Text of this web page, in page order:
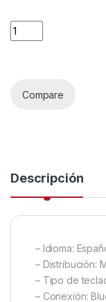
TECLADO
Compare
Descripción
– Idioma:
– Distribución:
– Tipo de
– Conexión: